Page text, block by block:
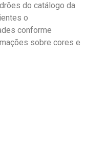
do catálogo da
o
conforme
sobre cores e